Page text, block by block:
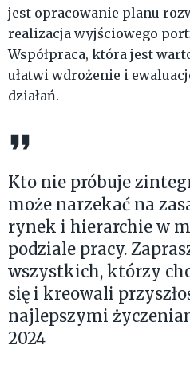
jest opracowanie planu
realizacja wyjściowego
Współpraca, która jest
ułatwi wdrożenie i
działań.
Kto nie próbuje
może narzekać na
rynek i hierarchie w
podziale pracy.
wszystkich, którzy
się i kreowali
najlepszymi
2024